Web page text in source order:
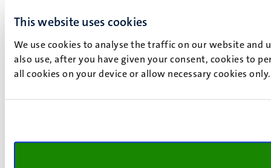
This website uses cookies
We use cookies to analyse the traffic on our website and
also use, after you have given your consent, cookies to
all cookies on your device or allow necessary cookies